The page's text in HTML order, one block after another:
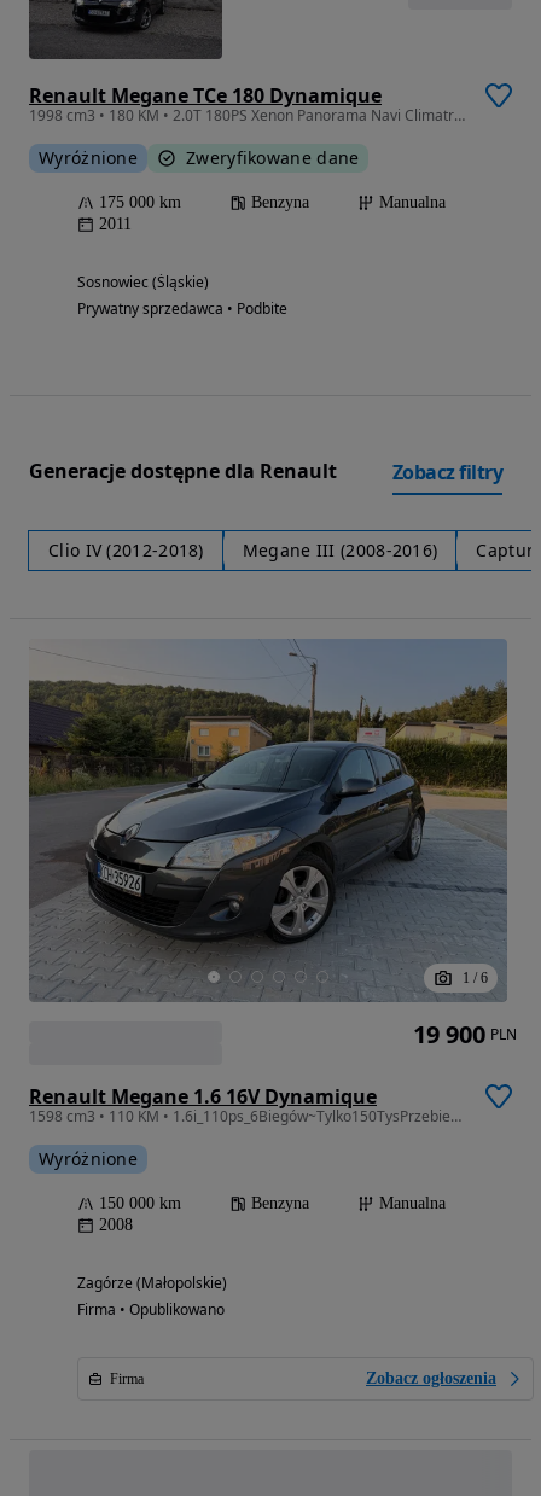
Renault Megane TCe 180 Dynamique
1998 cm3 • 180 KM • 2.0T 180PS Xenon Panorama Navi Climatronic Parctronic Servis
Wyróżnione Zweryfikowane dane
175 000 km Benzyna
Manualna
2011
Sosnowiec (Śląskie)
Prywatny sprzedawca • Podbite
Generacje dostępne dla Renault Zobacz filtry
Clio IV (2012-2018) Megane III (2008-2016) Captur
1 / 6
Renault Megane 1.6 16V Dynamique
1598 cm3 • 110 KM • 1.6i_110ps_6Biegów~Tylko150TysPrzebiegu~KlimaTronik~Oryginał~TOP!
Wyróżnione
150 000 km Benzyna
Manualna
2008
Zagórze (Małopolskie)
Firma • Opublikowano
Firma Zobacz ogłoszenia
19 900 PLN